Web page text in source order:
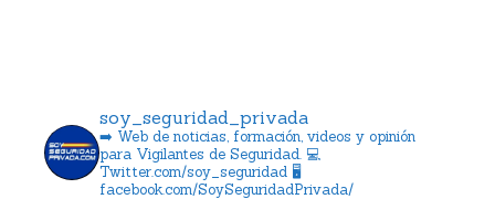
soy_seguridad_privada
➡️ Web de noticias, formación, videos y opinión
para Vigilantes de Seguridad. 💻
Twitter.com/soy_seguridad 🖥️
facebook.com/SoySeguridadPrivada/